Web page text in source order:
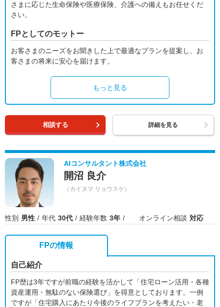
さまに応じた生命保険や医療保険、介護への備えもお任せくだ
さい。
FPとしてのモットー
お客さまのニーズをお聞きした上で最適なプランを提案し、お
客さまの将来に安心を届けます。
もっと見る
相談する 詳細を見る
AIコンサルタント株式会社
開沼 良介
（カイヌマ リョウスケ）
性別 男性 年代 30代 経験年数 3年 オンライン相談 対応
FPの情報
自己紹介
FP歴は3年ですが前職の経験を活かして「住宅ローン活用・各種
資産運用・無駄のない保険選び」を得意としております。一例
ですが「住宅購入にあたり今後のライフプランを考えたい・老